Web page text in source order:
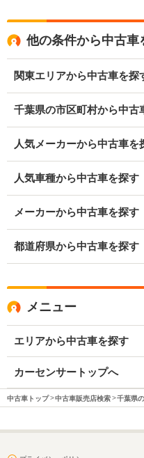
他の条件から中古車
関東エリアから中古車を探
千葉県の市区町村から中古
人気メーカーから中古車を
人気車種から中古車を探す
メーカーから中古車を探す
都道府県から中古車を探す
メニュー
エリアから中古車を探す
カーセンサートップへ
中古車トップ 中古車販売店検索 千葉県